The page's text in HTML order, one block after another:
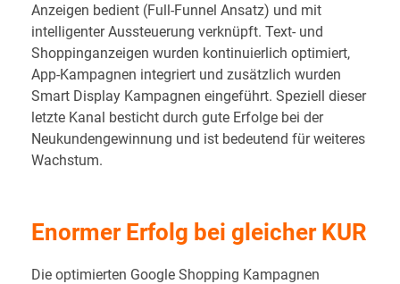
Anzeigen bedient (Full-Funnel Ansatz) und mit
intelligenter Aussteuerung verknüpft. Text- und
Shoppinganzeigen wurden kontinuierlich optimiert,
App-Kampagnen integriert und zusätzlich wurden
Smart Display Kampagnen eingeführt. Speziell dieser
letzte Kanal besticht durch gute Erfolge bei der
Neukundengewinnung und ist bedeutend für weiteres
Wachstum.
Enormer Erfolg bei gleicher KUR
Die optimierten Google Shopping Kampagnen